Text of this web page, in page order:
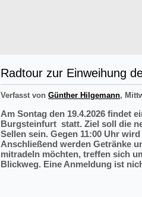
Radtour zur Einweihung
Verfasst von Günther Hilgemann,
Am Sontag den 19.4.2026 findet
Burgsteinfurt statt. Ziel soll die
Sellen sein. Gegen 11:00 Uhr
Anschließend werden Getränke
mitradeln möchten, treffen sich
Blickweg. Eine Anmeldung ist